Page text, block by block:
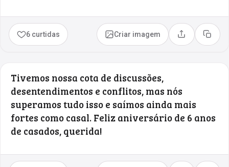
6 curtidas Criar imagem Compartilhar
Copiar
Tivemos nossa cota de discussões,
desentendimentos e conflitos, mas nós
superamos tudo isso e saímos ainda mais
fortes como casal. Feliz aniversário de 6 anos
de casados, querida!